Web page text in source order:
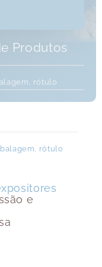
Produtos
, rótulo
, rótulo
e